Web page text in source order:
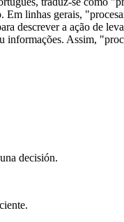
linhas gerais,
descrever a ação de
informações. Assim,
decisión.